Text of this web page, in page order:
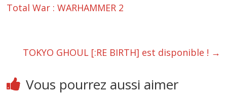
Total War : WARHAMMER 2
TOKYO GHOUL [:RE BIRTH] est disponible ! →
Vous pourrez aussi aimer